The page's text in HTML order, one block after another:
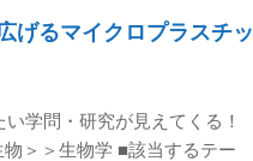
げるマイクロプラスチッ
学問・研究が見えてくる！
＞＞生物学 ■該当するテー